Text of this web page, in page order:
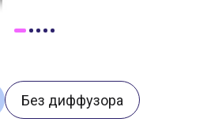
Без диффузора